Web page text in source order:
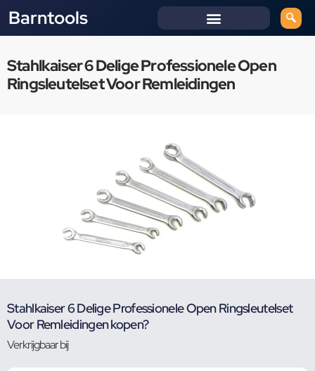
Barntools
Stahlkaiser 6 Delige Professionele Open
Ringsleutelset Voor Remleidingen
Stahlkaiser 6 Delige Professionele Open Ringsleutelset
Voor Remleidingen kopen?
Verkrijgbaar bij